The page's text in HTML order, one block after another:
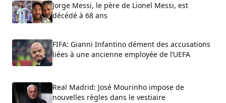
Jorge Messi, le père de Lionel Messi, est
décédé à 68 ans
FIFA: Gianni Infantino dément des accusations
liées à une ancienne employée de l’UEFA
Real Madrid: José Mourinho impose de
nouvelles règles dans le vestiaire